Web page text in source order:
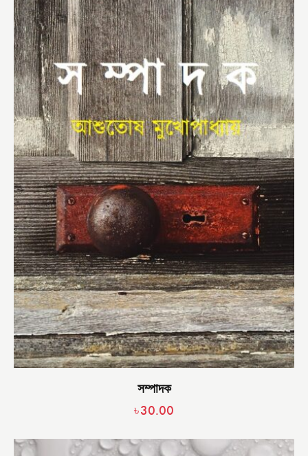
সম্পাদক
৳30.00